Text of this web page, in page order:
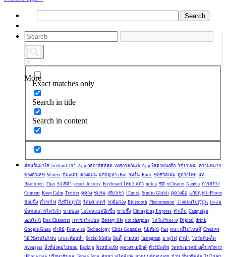
More
Exact matches only
Search in title
Search in content
มีคนอื่นมาใช้ facebook เรา App กล้องที่ดีที่สุด เทศกาลกินเจ App ใส่ตัวหนังสือ วิธีรวบผม ความหมาย
ของตัวเลข Winter ปีมะเมีย ดวงแม่น แก้ปัญหา iPad ร่มรื่น Rock ขอชีวิตเพิ่ม ดูดวงไทย นัท
Beantown Thai S4 สีดำ search history Keyboard ไทย 3 แถว nokia ซีดี xCleaner Namba การสร้าง
Content Keep Calm Twitter ดูดวง ชมรม เที่ยวเขา iTunes Studio Ghibli ดูดวงมือ แก้ปัญหา iPhone
ช้อปปิ้ง ตั๋วรถไฟ สิ่งที่ไม่ถูกใจ ไสยศาสตร์ รถมือสอง Bluetooth Phenomenon วางแผนไปญี่ปุ่น มะแม
ขั้นตอนการไหว้เจ้า ขายของ ไอโฟนแบตอึดขึ้น ซาบซึ้ง Chungking Express ทำเล็บ Campaign
ออนไลน์ Box Character การชาร์จแบต Battery life not charging ไหว้เสริมดวง Digital drink
Google Glass ทำพิธี Font สวย Technology Chris Gonzales นิธิทัศน์ ก้อง หนาวนี้ไปไหนดี Creative
วิธีใช้งานไอโฟน เงาสะท้อนน้ำ Social Media อินดี้ ถ่ายหนัง Instagram ธาตุไฟ ดำน้ำ ไหว้แก้เคล็ด
Avengers สิ่งที่สังคมไม่ชอบ Backup ผิวหน้าแห้ง ดูดวงรายปักษ์ ทัวร์มัลดีฟ วัดพระธาตุช้างค้ำวรวิหาร